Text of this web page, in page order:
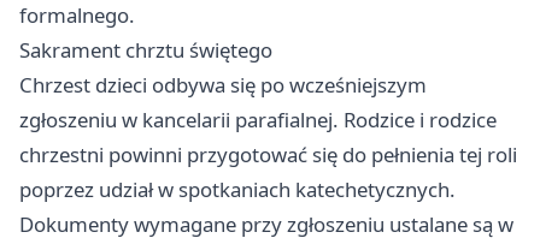
formalnego.
Sakrament chrztu świętego
Chrzest dzieci odbywa się po wcześniejszym
zgłoszeniu w kancelarii parafialnej. Rodzice i rodzice
chrzestni powinni przygotować się do pełnienia tej roli
poprzez udział w spotkaniach katechetycznych.
Dokumenty wymagane przy zgłoszeniu ustalane są w